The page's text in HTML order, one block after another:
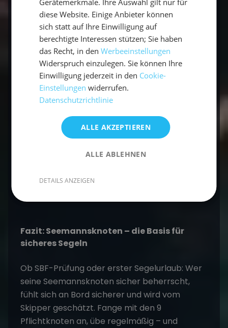
Wie lange dauert es, Seemannsknoten zu
lernen?
Mit täglich 10–15 Minuten Übung beherrscht
man alle 9 SBF-Knoten in 1–2 Wochen sicher.
Der Palstek braucht meist etwas länger als die
anderen.
Was ist der schwierigste
Seemannsknoten?
gilt als schwierigster SBF-Knoten,
der Schlaufe stimmen muss. Mit der richtigen
Fazit: Seemannsknoten – die Basis für
sicheres Segeln
Ob SBF-Prüfung oder erster Segelurlaub: Wer
seine Seemannsknoten sicher beherrscht,
fühlt sich an Bord sicherer und wird vom
Skipper geschätzt. Fange mit den 9
Pflichtknoten an, übe regelmäßig – und
diese Website. Einige Anbieter können
sich statt auf Ihre Einwilligung auf
berechtigte Interessen stützen; Sie haben
das Recht, in denWerbeeinstellungen
Widerspruch einzulegen. Sie können Ihre
Einwilligung jederzeit in den Cookie-
Einstellungen widerrufen.
Datenschutzrichtlinie
ALLE AKZEPTIEREN
ALLE ABLEHNEN
DETAILS ANZEIGEN